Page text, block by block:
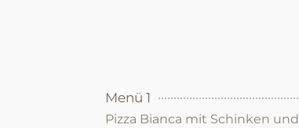
Menü 1
Pizza Bianca mit Schinken